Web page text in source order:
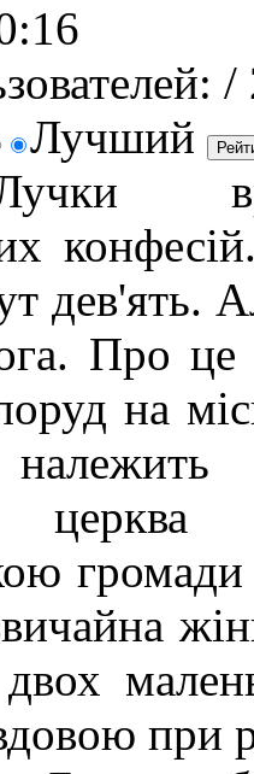
/
Лучший
дев'ять.
Про це
на
церква
при